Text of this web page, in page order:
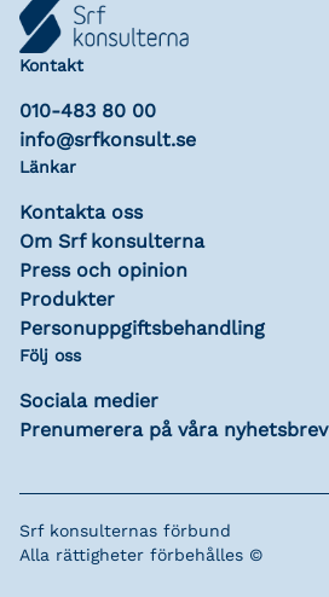
Kontakt
010-483 80 00
info@srfkonsult.se
Länkar
Kontakta oss
Om Srf konsulterna
Press och opinion
Produkter
Personuppgiftsbehandling
Följ oss
Sociala medier
Prenumerera på våra nyhetsbrev
Srf konsulternas förbund
Alla rättigheter förbehålles ©